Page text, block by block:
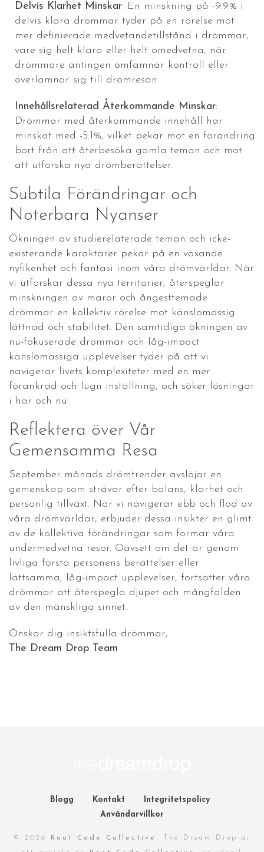
Delvis Klarhet Minskar: En minskning på -9.9% i
delvis klara drömmar tyder på en rörelse mot
mer definierade medvetandetillstånd i drömmar,
vare sig helt klara eller helt omedvetna, när
drömmare antingen omfamnar kontroll eller
överlämnar sig till drömresan.
Innehållsrelaterad Återkommande Minskar:
Drömmar med återkommande innehåll har
minskat med -5.1%, vilket pekar mot en förändring
bort från att återbesöka gamla teman och mot
att utforska nya drömberättelser.
Subtila Förändringar och
Noterbara Nyanser
Ökningen av studierelaterade teman och icke-
existerande karaktärer pekar på en växande
nyfikenhet och fantasi inom våra drömvärldar. När
vi utforskar dessa nya territorier, återspeglar
minskningen av maror och ångesttemade
drömmar en kollektiv rörelse mot känslomässig
lättnad och stabilitet. Den samtidiga ökningen av
nu-fokuserade drömmar och låg-impact
känslomässiga upplevelser tyder på att vi
navigerar livets komplexiteter med en mer
förankrad och lugn inställning, och söker lösningar
i här och nu.
Reflektera över Vår
Gemensamma Resa
September månads drömtrender avslöjar en
gemenskap som strävar efter balans, klarhet och
personlig tillväxt. När vi navigerar ebb och flod av
våra drömvärldar, erbjuder dessa insikter en glimt
av de kollektiva förändringar som formar våra
undermedvetna resor. Oavsett om det är genom
livliga första personens berättelser eller
lättsamma, låg-impact upplevelser, fortsätter våra
drömmar att återspegla djupet och mångfalden
av den mänskliga sinnet.
Önskar dig insiktsfulla drömmar,
The Dream Drop Team
Blogg Kontakt
Integritetspolicy
Användarvillkor
© 2026 Root Code Collective . The Dream Drop är